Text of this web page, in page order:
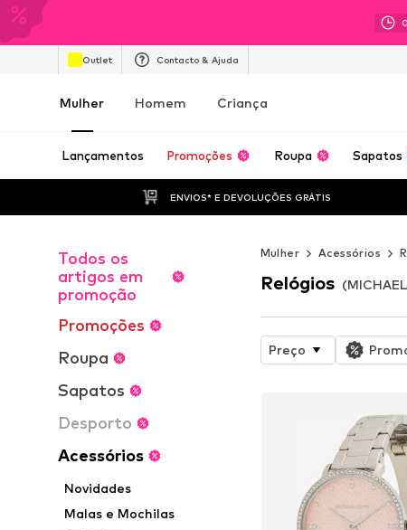
Outlet Contacto & Ajuda
Mulher Homem Criança
Lançamentos Promoções Roupa Sapatos
ENVIOS* E DEVOLUÇÕES GRÁTIS
Todos os
artigos em
promoção
Promoções
Roupa
Sapatos
Desporto
Acessórios
Novidades
Malas e Mochilas
Mulher Acessórios
Relógios
Preço